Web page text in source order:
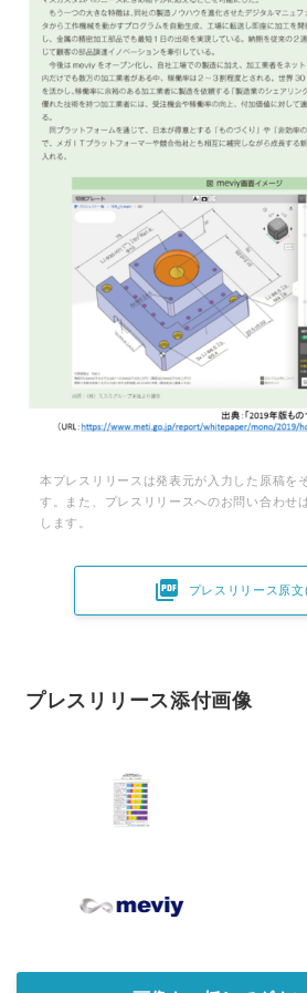
本プレスリリースは発表元が入力した原稿を
す。また、プレスリリースへのお問い合わせ
します。
 プレスリリース原
プレスリリース添付画像